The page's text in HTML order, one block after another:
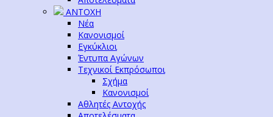
ΑΝΤΟΧΗ
Νέα
Κανονισμοί
Εγκύκλιοι
Έντυπα Αγώνων
Τεχνικοί Εκπρόσωποι
Σχήμα
Κανονισμοί
Αθλητές Αντοχής